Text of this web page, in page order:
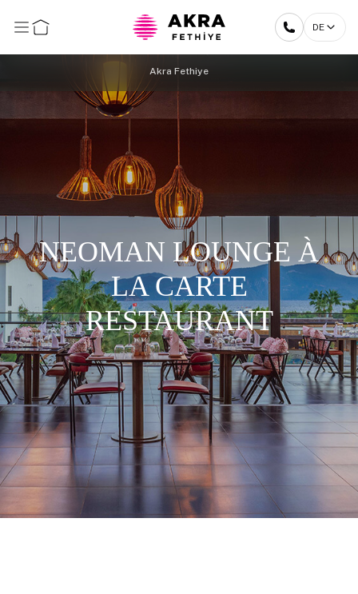
DE
Akra Fethiye
NEOMAN LOUNGE À
LA CARTE
RESTAURANT